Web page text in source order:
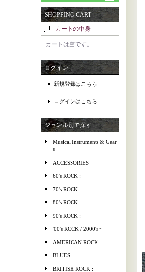
SHOPPING CART
カートの中身
カートは空です。
ログイン
新規登録はこちら
ログインはこちら
ジャンル別で探す
Musical Instruments & Gear
s
ACCESSORIES
60's ROCK :
70's ROCK :
80's ROCK :
90's ROCK :
'00's ROCK / 2000's ~
AMERICAN ROCK :
BLUES
BRITISH ROCK :